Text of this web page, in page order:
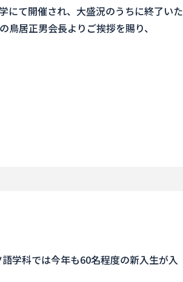
にて開催され、大盛況のうちに終了いた
居正男会長よりご挨拶を賜り、
学科では今年も60名程度の新入生が入